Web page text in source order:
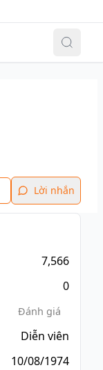
Lời nhắn
7,566
0
Đánh giá
Diễn viên
10/08/1974